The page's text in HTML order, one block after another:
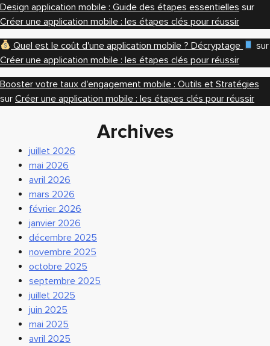
Design application mobile : Guide des étapes essentielles sur
Créer une application mobile : les étapes clés pour réussir
Quel est le coût d'une application mobile ? Décryptage
sur
Créer une application mobile : les étapes clés pour réussir
Booster votre taux d'engagement mobile : Outils et Stratégies
sur Créer une application mobile : les étapes clés pour réussir
Archives
juillet 2026
mai 2026
avril 2026
mars 2026
février 2026
janvier 2026
décembre 2025
novembre 2025
octobre 2025
septembre 2025
juillet 2025
juin 2025
mai 2025
avril 2025